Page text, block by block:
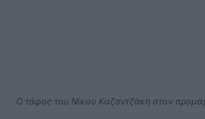
Ο τάφος του Νίκου Καζαντζάκη στον